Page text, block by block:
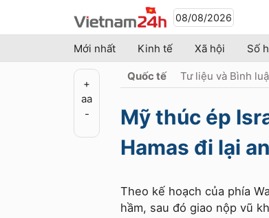
08/08/2026
Mới nhất Kinh tế Xã hội Số
+
aa
-
Quốc tế Tư liệu và Bình
Mỹ thúc ép
Hamas đi lại
Theo kế hoạch của phía
hầm, sau đó giao nộp vũ